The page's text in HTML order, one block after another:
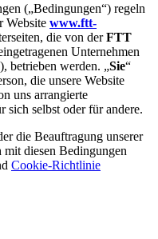
(„Bedingungen“) regeln
Website www.ftt-
die von derFTT
Unternehmen
betrieben werden. „Sie“
die unsere Website
uns arrangierte
sich selbst oder für andere.
die Beauftragung unserer
mit diesen Bedingungen
Cookie-Richtlinie